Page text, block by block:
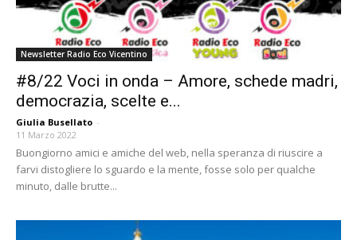
Newsletter Radio Eco Vicentino
#8/22 Voci in onda – Amore, schede madri,
democrazia, scelte e...
Giulia Busellato -
11 Marzo 2022
Buongiorno amici e amiche del web, nella speranza di riuscire a
farvi distogliere lo sguardo e la mente, fosse solo per qualche
minuto, dalle brutte...